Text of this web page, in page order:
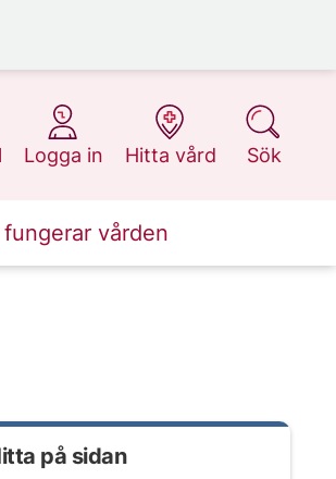
Logga in
på 1177.se
Hitta vård
på 1177.se
Sök
på 1177.se
fungerar vården
på sidan